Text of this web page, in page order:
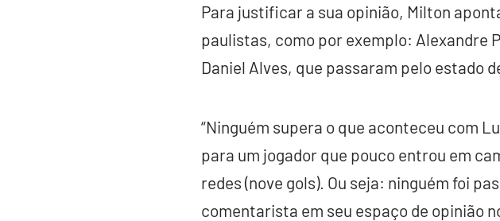
Para justificar a sua opinião, Milton
paulistas, como por exemplo: Alexandre
Daniel Alves, que passaram pelo estado
“Ninguém supera o que aconteceu com
para um jogador que pouco entrou em
redes (nove gols). Ou seja: ninguém foi
comentarista em seu espaço de opinião